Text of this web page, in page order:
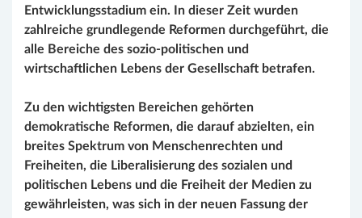
Entwicklungsstadium ein. In dieser Zeit wurden
zahlreiche grundlegende Reformen durchgeführt, die
alle Bereiche des sozio-politischen und
wirtschaftlichen Lebens der Gesellschaft betrafen.
Zu den wichtigsten Bereichen gehörten
demokratische Reformen, die darauf abzielten, ein
breites Spektrum von Menschenrechten und
Freiheiten, die Liberalisierung des sozialen und
politischen Lebens und die Freiheit der Medien zu
gewährleisten, was sich in der neuen Fassung der